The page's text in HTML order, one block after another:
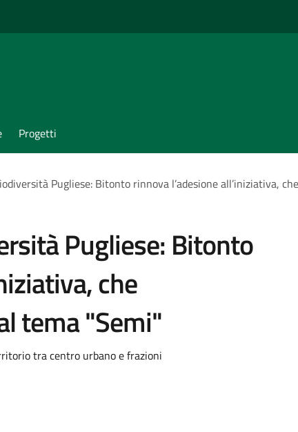
Progetti
Pugliese: Bitonto rinnova l’adesione all’iniziativa,
Pugliese: Bitonto
che
tema "Semi"
tra centro urbano e frazioni